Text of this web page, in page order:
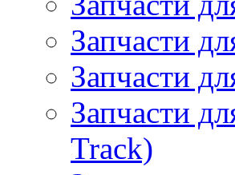
Запчасти
Запчасти
Запчасти
Track)